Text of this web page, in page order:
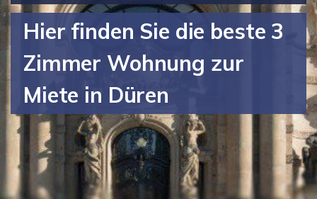
Hier finden Sie die beste 3
Zimmer Wohnung zur
Miete in Düren